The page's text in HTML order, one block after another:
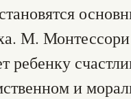
М.
ребенку
и